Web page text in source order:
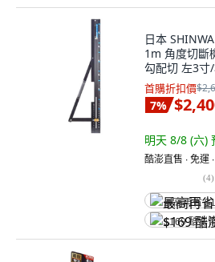
日本
1m 角度切斷
勾配切 左3寸
首購折扣價
7%
明天 8/8 (六)
酷澎直售 ∙ 免運
(4)
最高再省
$169 酷澎